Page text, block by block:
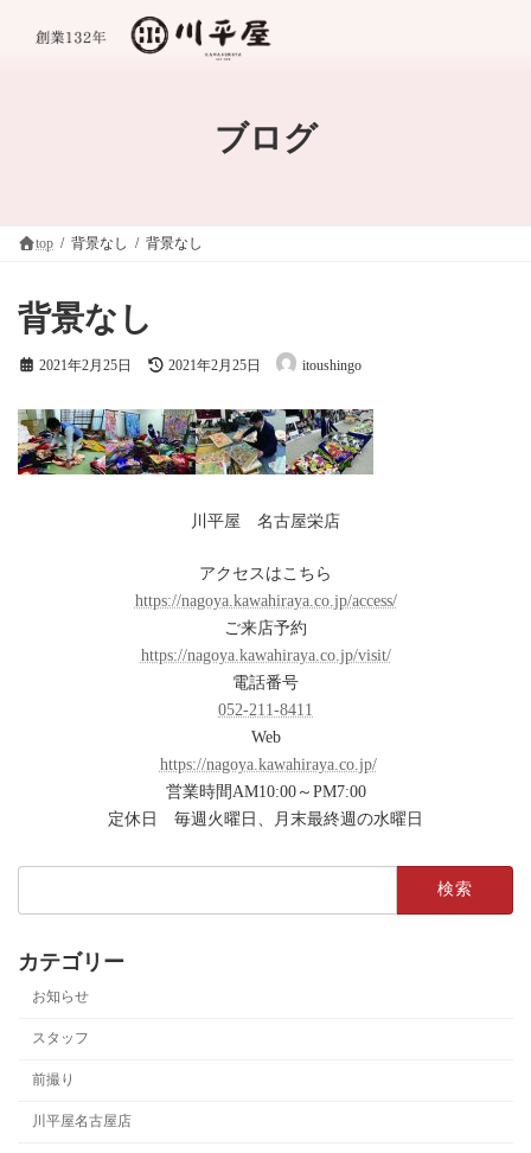
ブログ
top 背景なし 背景なし
背景なし
2021年2月25日
最
新
日
時
:
2021年2月25日 itoushingo
川平屋 名古屋栄店
アクセスはこちら
https://nagoya.kawahiraya.co.jp/access/
ご来店予約
https://nagoya.kawahiraya.co.jp/visit/
電話番号
052-211-8411
Web
https://nagoya.kawahiraya.co.jp/
営業時間AM10:00～PM7:00
定休日 毎週火曜日、月末最終週の水曜日
カテゴリー
お知らせ
スタッフ
前撮り
川平屋名古屋店